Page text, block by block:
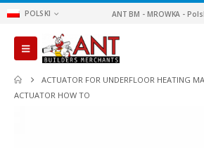
POLSKI ANT BM - MROWKA -
ACTUATOR FOR UNDERFLOOR HEATING
ACTUATOR HOW TO